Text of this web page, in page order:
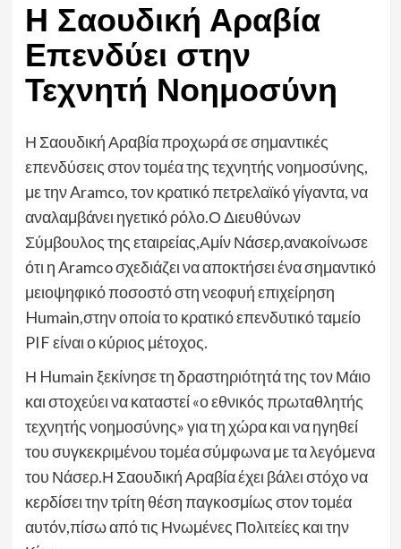
Η Σαουδική Αραβία
Επενδύει στην
Τεχνητή Νοημοσύνη
Η Σαουδική Αραβία προχωρά σε σημαντικές
επενδύσεις στον τομέα της τεχνητής νοημοσύνης,
με την Aramco, τον κρατικό πετρελαϊκό γίγαντα, να
αναλαμβάνει ηγετικό ρόλο.Ο Διευθύνων
Σύμβουλος της εταιρείας,Αμίν Νάσερ,ανακοίνωσε
ότι η Aramco σχεδιάζει να αποκτήσει ένα σημαντικό
μειοψηφικό ποσοστό στη νεοφυή επιχείρηση
Humain,στην οποία το κρατικό επενδυτικό ταμείο
PIF είναι ο κύριος μέτοχος.
Η Humain ξεκίνησε τη δραστηριότητά της τον Μάιο
και στοχεύει να καταστεί «ο εθνικός πρωταθλητής
τεχνητής νοημοσύνης» για τη χώρα και να ηγηθεί
του συγκεκριμένου τομέα σύμφωνα με τα λεγόμενα
του Νάσερ.Η Σαουδική Αραβία έχει βάλει στόχο να
κερδίσει την τρίτη θέση παγκοσμίως στον τομέα
αυτόν,πίσω από τις Ηνωμένες Πολιτείες και την